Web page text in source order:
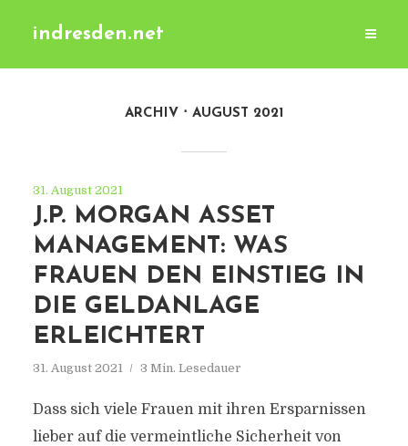
indresden.net
ARCHIV AUGUST 2021
31. August 2021
J.P. MORGAN ASSET
MANAGEMENT: WAS
FRAUEN DEN EINSTIEG IN
DIE GELDANLAGE
ERLEICHTERT
31. August 2021 3 Min. Lesedauer
Dass sich viele Frauen mit ihren Ersparnissen
lieber auf die vermeintliche Sicherheit von